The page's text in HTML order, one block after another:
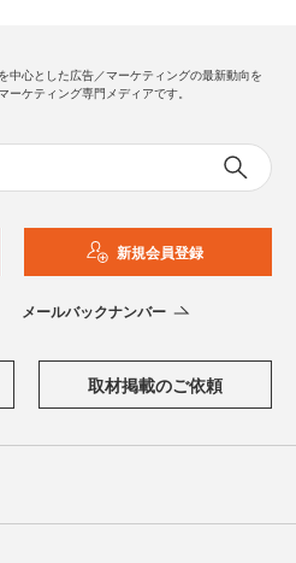
中心とした広告／マーケティングの最新動向を
ーケティング専門メディアです。
新規会員登録
メールバックナンバー
取材掲載のご依頼